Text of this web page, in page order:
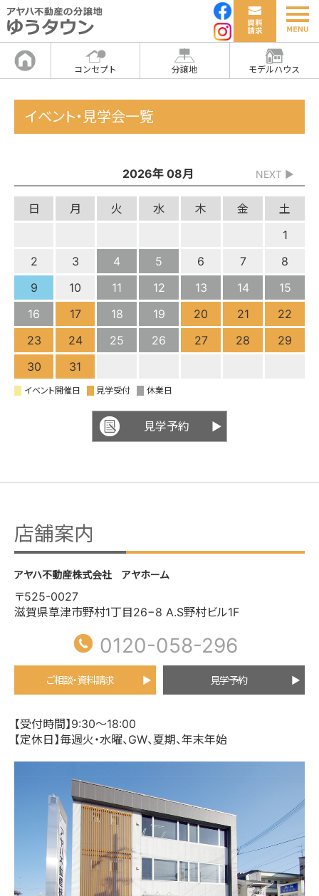
コンセプト 分譲地 モデルハウス
イベント・見学会一覧
2026年 08月 NEXT ▶
日 月 火 水 木 金
土
1
2
3 4 5 6 7
8
9
10 11 12 13 14
15
16
17 18 19 20 21
22
23
24 25 26 27 28
29
30
31
イベント開催日 見学受付 休業日
見学予約
店舗案内
アヤハ不動産株式会社 アヤホーム
〒525-0027
滋賀県草津市野村1丁目26−8 A.S野村ビル1F
0120-058-296
ご相談・資料請求 見学予約
【受付時間】9:30～18:00
【定休日】毎週火・水曜、GW、夏期、年末年始